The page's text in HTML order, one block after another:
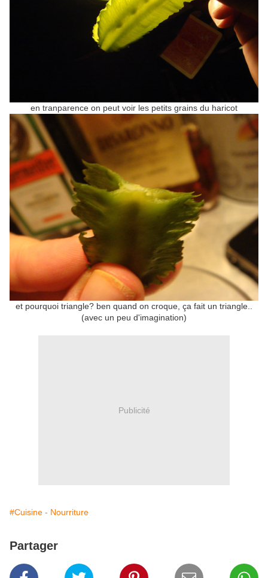
en tranparence on peut voir les petits grains du haricot
et pourquoi triangle? ben quand on croque, ça fait un triangle..
(avec un peu d'imagination)
Publicité
#Cuisine - Nourriture
Partager